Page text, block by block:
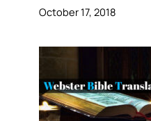
October 17, 2018